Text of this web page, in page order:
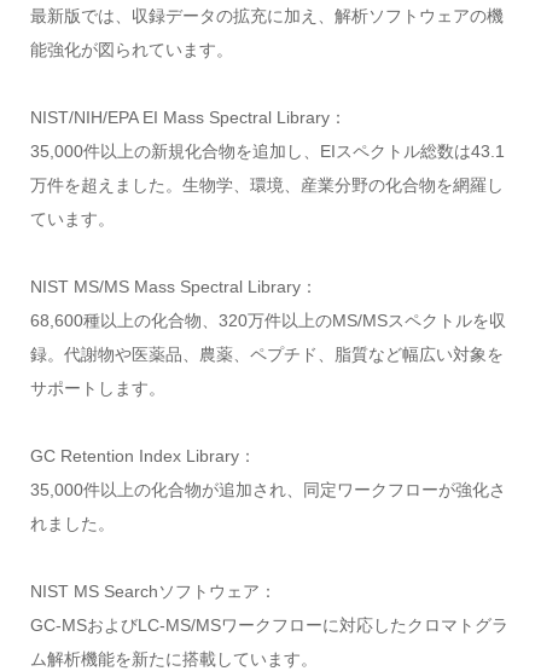
最新版では、収録データの拡充に加え、解析ソフトウェアの機
能強化が図られています。
NIST/NIH/EPA EI Mass Spectral Library：
35,000件以上の新規化合物を追加し、EIスペクトル総数は43.1
万件を超えました。生物学、環境、産業分野の化合物を網羅し
ています。
NIST MS/MS Mass Spectral Library：
68,600種以上の化合物、320万件以上のMS/MSスペクトルを収
録。代謝物や医薬品、農薬、ペプチド、脂質など幅広い対象を
サポートします。
GC Retention Index Library：
35,000件以上の化合物が追加され、同定ワークフローが強化さ
れました。
NIST MS Searchソフトウェア：
GC-MSおよびLC-MS/MSワークフローに対応したクロマトグラ
ム解析機能を新たに搭載しています。